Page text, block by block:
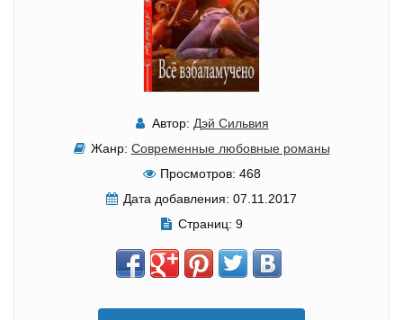
Автор: Дэй Сильвия
Жанр: Современные любовные романы
Просмотров: 468
Дата добавления: 07.11.2017
Страниц: 9